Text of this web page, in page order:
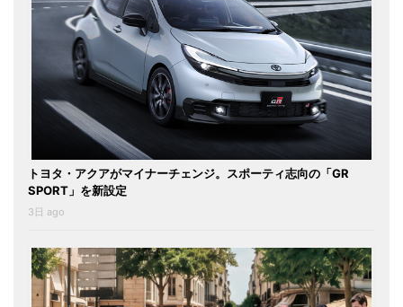
トヨタ・アクアがマイナーチェンジ。スポーティ志向の「GR
SPORT」を新設定
3日 ago